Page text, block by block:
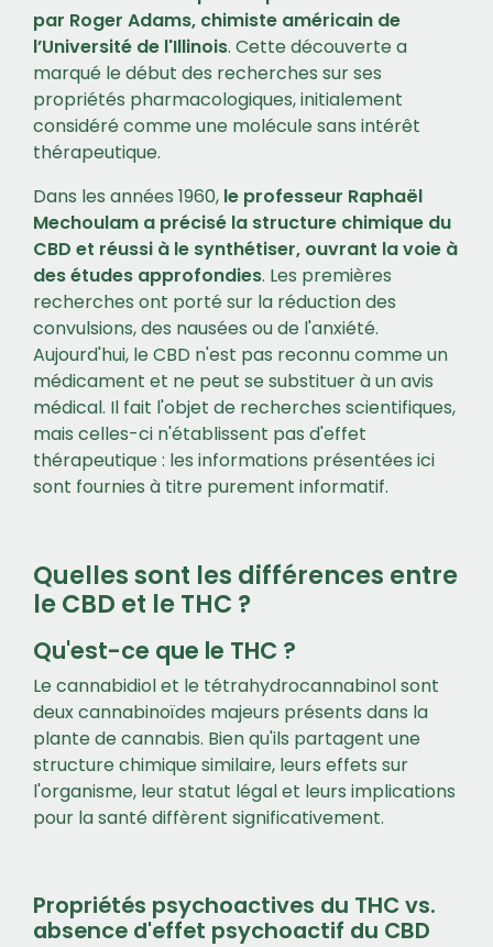
par Roger Adams, chimiste américain de
l’Université de l'Illinois. Cette découverte a
marqué le début des recherches sur ses
propriétés pharmacologiques, initialement
considéré comme une molécule sans intérêt
thérapeutique.
Dans les années 1960, le professeur Raphaël
Mechoulam a précisé la structure chimique du
CBD et réussi à le synthétiser, ouvrant la voie à
des études approfondies. Les premières
recherches ont porté sur la réduction des
convulsions, des nausées ou de l'anxiété.
Aujourd'hui, le CBD n'est pas reconnu comme un
médicament et ne peut se substituer à un avis
médical. Il fait l'objet de recherches scientifiques,
mais celles-ci n'établissent pas d'effet
thérapeutique : les informations présentées ici
sont fournies à titre purement informatif.
Quelles sont les différences entre
le CBD et le THC ?
Qu'est-ce que le THC ?
Le cannabidiol et le tétrahydrocannabinol sont
deux cannabinoïdes majeurs présents dans la
plante de cannabis. Bien qu'ils partagent une
structure chimique similaire, leurs effets sur
l'organisme, leur statut légal et leurs implications
pour la santé diffèrent significativement.
Propriétés psychoactives du THC vs.
absence d'effet psychoactif du CBD